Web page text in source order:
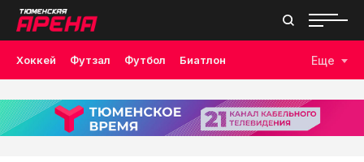
Хоккей Футзал Футбол Биатлон
Лыжные гонки Волейбол Плавание Дзюдо
Скалолазание Велоспорт Бокс
Еще